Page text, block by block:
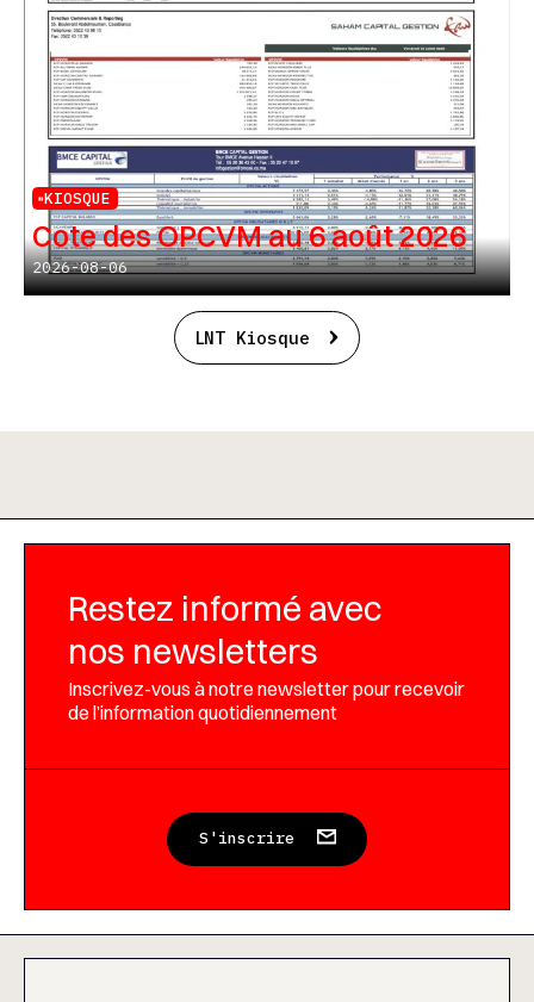
KIOSQUE
Cote des OPCVM au 6 août 2026
2026-08-06
LNT Kiosque
Restez informé avec
nos newsletters
Inscrivez-vous à notre newsletter pour recevoir
de l’information quotidiennement
S'inscrire